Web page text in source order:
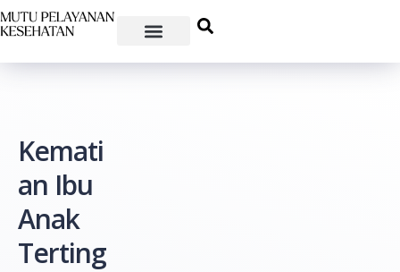
Kemati
an Ibu
Anak
Terting